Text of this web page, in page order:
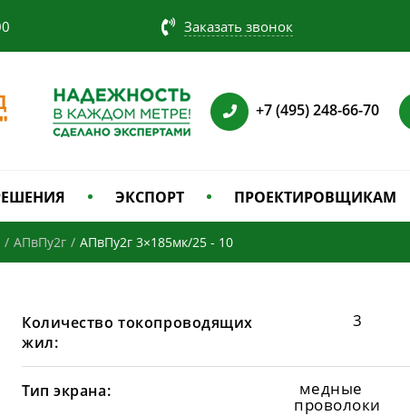
Заказать звонок
+7 (495) 248-66-70
ЭКСПОРТ ПРОЕКТИРОВЩИКАМ
/ АПвПу2г / АПвПу2г 3×185мк/25 - 10
Количество токопроводящих
жил:
3
Тип экрана: медные
проволоки